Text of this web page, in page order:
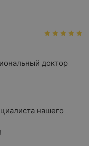
доктор
нашего